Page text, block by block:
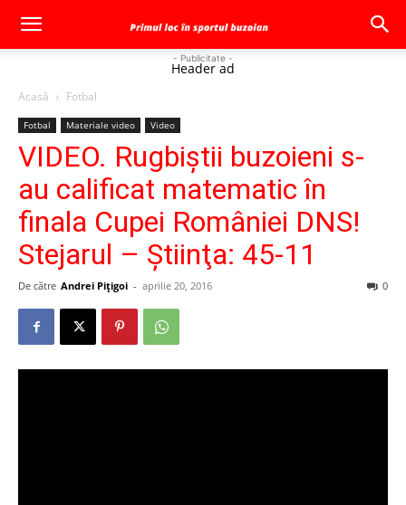
- Publicitate -
Header ad
Acasă Fotbal
Fotbal Materiale video Video
VIDEO. Rugbiştii buzoieni s-
au calificat matematic în
finala Cupei României DNS!
Stejarul – Ştiinţa: 45-11
De către Andrei Pițigoi - aprilie 20, 2016 0